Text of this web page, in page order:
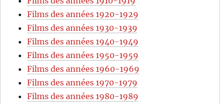
Films des années 1920-1929
Films des années 1930-1939
Films des années 1940-1949
Films des années 1950-1959
Films des années 1960-1969
Films des années 1970-1979
Films des années 1980-1989